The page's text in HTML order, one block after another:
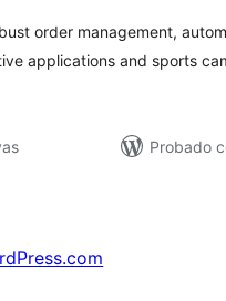
order management,
applications and sports
Probado